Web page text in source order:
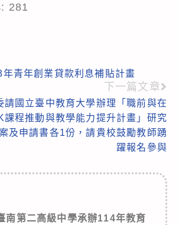
281
青年創業貸款利息補貼計畫
下一篇文章
請國立臺中教育大學辦理「職前與在
課程推動與教學能力提升計畫」研究
及申請書各1份，請貴校鼓勵教師踴
躍報名參與
南第二高級中學承辦114年教育